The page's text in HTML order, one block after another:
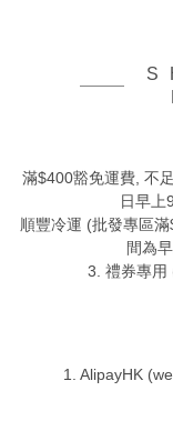
滿$400豁免運費, 不
日早上
順豐冷運 (批發專區
間為
3. 禮券專用
1. AlipayHK